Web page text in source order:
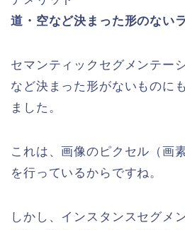
道・空など決まった形のない
セマンティックセグメンテー
など決まった形がないものに
ました。
これは、画像のピクセル（画
を行っているからですね。
しかし、インスタンスセグメ